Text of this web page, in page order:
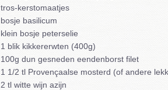
tros-kerstomaatjes
bosje basilicum
klein bosje peterselie
1 blik kikkererwten (400g)
100g dun gesneden eendenborst filet
1 1/2 tl Provençaalse mosterd (of andere
2 tl witte wijn azijn